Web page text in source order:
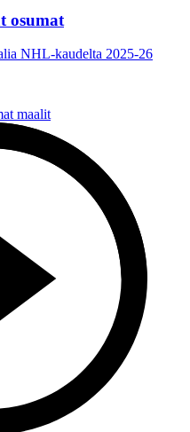
osumat
NHL-kaudelta 2025-26